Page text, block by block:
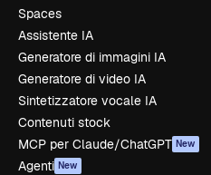
Spaces
Assistente IA
Generatore di immagini IA
Generatore di video IA
Sintetizzatore vocale IA
Contenuti stock
MCP per Claude/ChatGPT New
Agenti New